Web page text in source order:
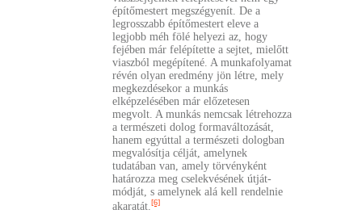
építőmestert megszégyenít. De a
legrosszabb építőmestert eleve a
legjobb méh fölé helyezi az, hogy
fejében már felépítette a sejtet, mielőtt
viaszból megépítené. A munkafolyamat
révén olyan eredmény jön létre, mely
megkezdésekor a munkás
elképzelésében már előzetesen
megvolt. A munkás nemcsak létrehozza
a természeti dolog formaváltozását,
hanem egyúttal a természeti dologban
megvalósítja célját, amelynek
tudatában van, amely törvényként
határozza meg cselekvésének útját-
módját, s amelynek alá kell rendelnie
akaratát. [6]